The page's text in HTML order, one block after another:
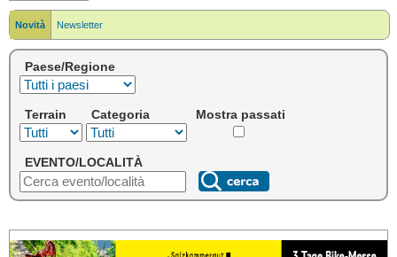
Novità Newsletter
Paese/Regione
Terrain Categoria Mostra passati
EVENTO/LOCALITÀ